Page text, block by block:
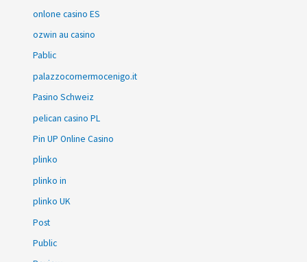
onlone casino ES
ozwin au casino
Pablic
palazzocornermocenigo.it
Pasino Schweiz
pelican casino PL
Pin UP Online Casino
plinko
plinko in
plinko UK
Post
Public